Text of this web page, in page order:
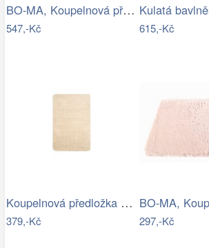
BO-MA, Koupelnová předložka Ella micro…
547,-Kč 615,-Kč
Koupelnová předložka Optima 60x90 cm…
379,-Kč 297,-Kč